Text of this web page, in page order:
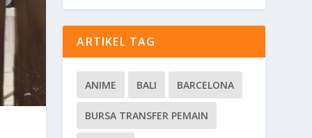
ARTIKEL TAG
ANIME BALI BARCELONA
BURSA TRANSFER PEMAIN